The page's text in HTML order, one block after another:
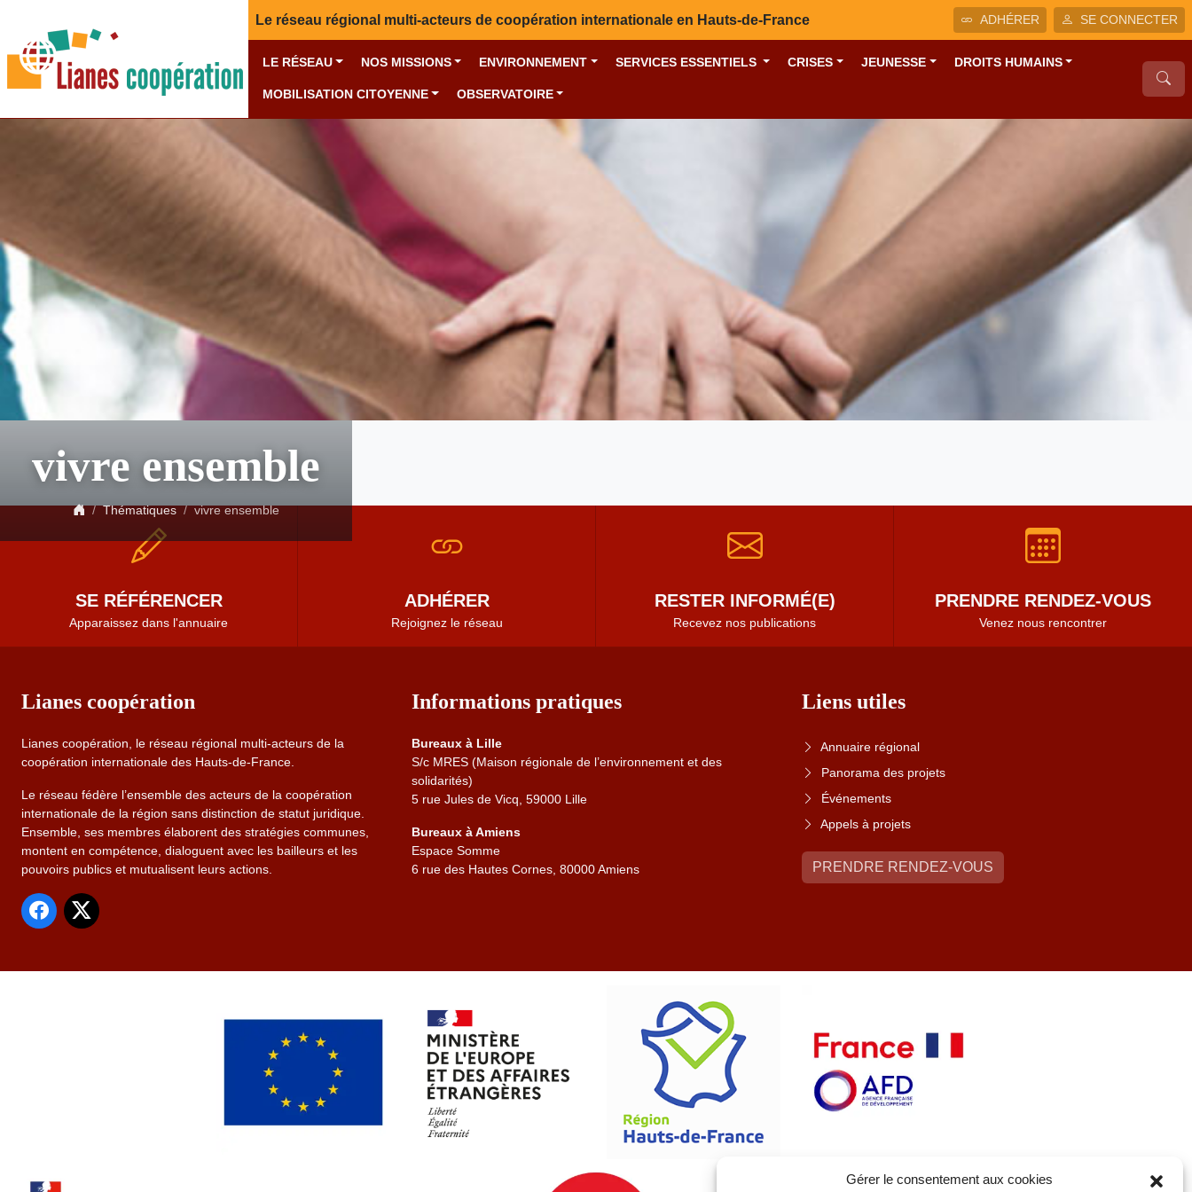
Gérer le consentement aux cookies
Le réseau régional multi-acteurs de coopération internationale en Hauts-de-France ADHÉRER SE CONNECTER
LE RÉSEAU NOS MISSIONS ENVIRONNEMENT SERVICES ESSENTIELS CRISES JEUNESSE DROITS HUMAINS
MOBILISATION CITOYENNE OBSERVATOIRE
vivre ensemble
Thématiques vivre ensemble
SE RÉFÉRENCER
Apparaissez dans l'annuaire
ADHÉRER
Rejoignez le réseau
RESTER INFORMÉ(E)
Recevez nos publications
PRENDRE RENDEZ-VOUS
Venez nous rencontrer
Lianes coopération
Lianes coopération, le réseau régional multi-acteurs de la
coopération internationale des Hauts-de-France.
Le réseau fédère l’ensemble des acteurs de la coopération
internationale de la région sans distinction de statut juridique.
Ensemble, ses membres élaborent des stratégies communes,
montent en compétence, dialoguent avec les bailleurs et les
pouvoirs publics et mutualisent leurs actions.
Informations pratiques
Bureaux à Lille
S/c MRES (Maison régionale de l’environnement et des
solidarités)
5 rue Jules de Vicq, 59000 Lille
Bureaux à Amiens
Espace Somme
6 rue des Hautes Cornes, 80000 Amiens
Liens utiles
Annuaire régional
Panorama des projets
Événements
Appels à projets
PRENDRE RENDEZ-VOUS